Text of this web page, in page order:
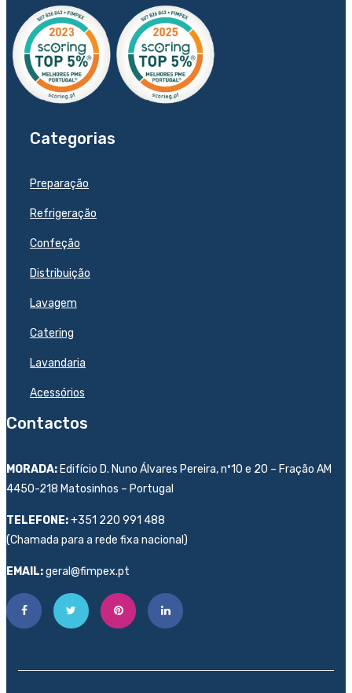
Categorias
Preparação
Refrigeração
Confeção
Distribuição
Lavagem
Catering
Lavandaria
Acessórios
Contactos
MORADA: Edifício D. Nuno Álvares Pereira, nº10 e 20 – Fração AM
4450-218 Matosinhos – Portugal
TELEFONE:+351 220 991 488
(Chamada para a rede fixa nacional)
EMAIL:geral@fimpex.pt